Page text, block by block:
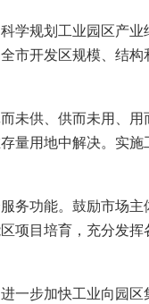
规划工业园区产业
市开发区规模、结
供、供而未用、用
量用地中解决。实
功能。鼓励市场主
项目培育，充分发
步加快工业向园区